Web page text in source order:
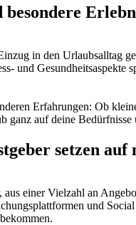
in den Urlaubsalltag
und
Erfahrungen: Ob
ganz auf deine
setzen auf
einer Vielzahl an
und